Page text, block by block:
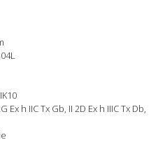
Ex h IIC Tx Gb, II 2D Ex h IIIC Tx Db,